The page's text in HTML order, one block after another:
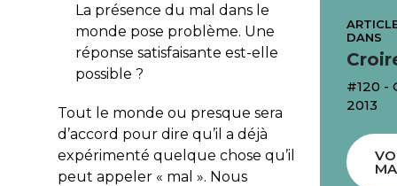
La présence du mal dans le
monde pose problème. Une
réponse satisfaisante est-elle
possible ?
Tout le monde ou presque sera
d’accord pour dire qu’il a déjà
expérimenté quelque chose qu’il
peut appeler « mal ». Nous
DANS
#120 -
2013